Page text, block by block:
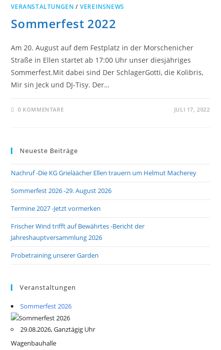
VERANSTALTUNGEN /VEREINSNEWS
Sommerfest 2022
Am 20. August auf dem Festplatz in der Morschenicher
Straße in Ellen startet ab 17:00 Uhr unser diesjähriges
Sommerfest.Mit dabei sind Der SchlagerGotti, die Kolibris,
Mir sin Jeck und DJ-Tisy. Der…
0 KOMMENTARE JULI 17, 2022
Neueste Beiträge
Nachruf -Die KG Grieläächer Ellen trauern um Helmut Macherey
Sommerfest 2026 -29. August 2026
Termine 2027 -Jetzt vormerken
Frischer Wind trifft auf Bewährtes -Bericht der
Jahreshauptversammlung 2026
Probetraining unserer Garden
Veranstaltungen
Sommerfest 2026
29.08.2026, Ganztägig Uhr
Wagenbauhalle